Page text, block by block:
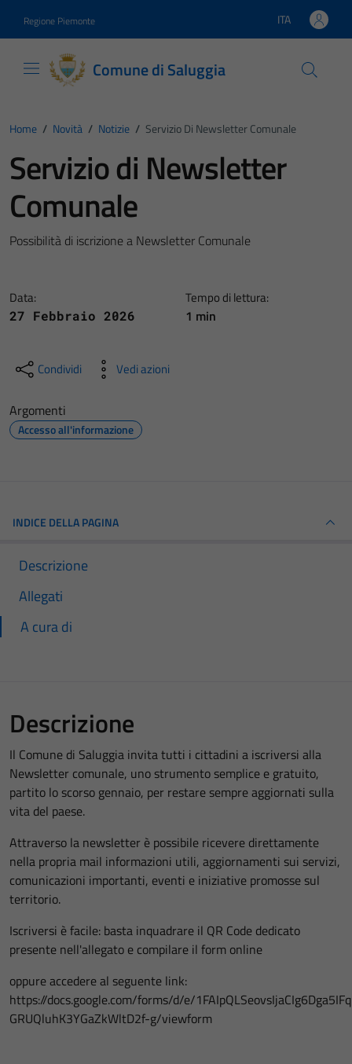
Regione Piemonte Lingua attiva:
ITA
Comune di Saluggia
Home / Novità / Notizie / Servizio Di Newsletter Comunale
Servizio di Newsletter
Comunale
Possibilità di iscrizione a Newsletter Comunale
Data:
27 Febbraio 2026
Tempo di lettura:
1 min
Condividi Vedi azioni
Argomenti
Accesso all'informazione
INDICE DELLA PAGINA
Descrizione
Allegati
A cura di
Descrizione
Il Comune di Saluggia invita tutti i cittadini a iscriversi alla
Newsletter comunale, uno strumento semplice e gratuito,
partito lo scorso gennaio, per restare sempre aggiornati sulla
vita del paese.
Attraverso la newsletter è possibile ricevere direttamente
nella propria mail informazioni utili, aggiornamenti sui servizi,
comunicazioni importanti, eventi e iniziative promosse sul
territorio.
Iscriversi è facile: basta inquadrare il QR Code dedicato
presente nell'allegato e compilare il form online
oppure accedere al seguente link:
https://docs.google.com/forms/d/e/
GRUQluhK3YGaZkWltD2f-g/viewform